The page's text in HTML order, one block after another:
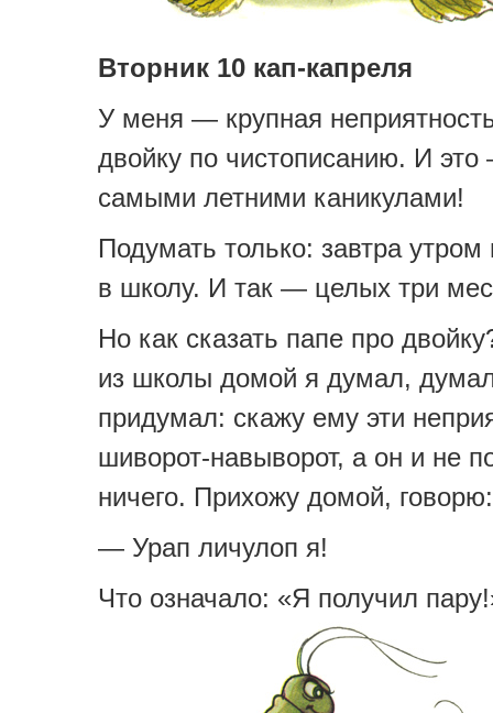
Вторник 10 кап-капреля
У меня — крупная
двойку по чистописанию. И
самыми летними каникулами!
Подумать только: завтра
в школу. И так — целых три
Но как сказать папе про
из школы домой я думал,
придумал: скажу ему эти
шиворот-навыворот, а он и не
ничего. Прихожу домой, говорю:
— Урап личулоп я!
Что означало: «Я получил